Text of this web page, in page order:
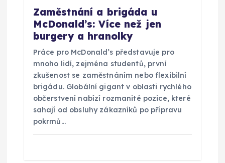
Zaměstnání a brigáda u
McDonald’s: Více než jen
burgery a hranolky
Práce pro McDonald’s představuje pro
mnoho lidí, zejména studentů, první
zkušenost se zaměstnáním nebo flexibilní
brigádu. Globální gigant v oblasti rychlého
občerstvení nabízí rozmanité pozice, které
sahají od obsluhy zákazníků po přípravu
pokrmů…